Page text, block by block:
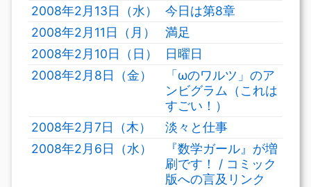
2008年2月13日（水）
今日は第8章
2008年2月11日（月）
満足
2008年2月10日（日）
日曜日
2008年2月8日（金）
「ωのワルツ」のア
ンビグラム（これは
すごい！）
2008年2月7日（木）
淡々と仕事
2008年2月6日（水）
『数学ガール』が増
刷です！ / コミック
版への言及リンク